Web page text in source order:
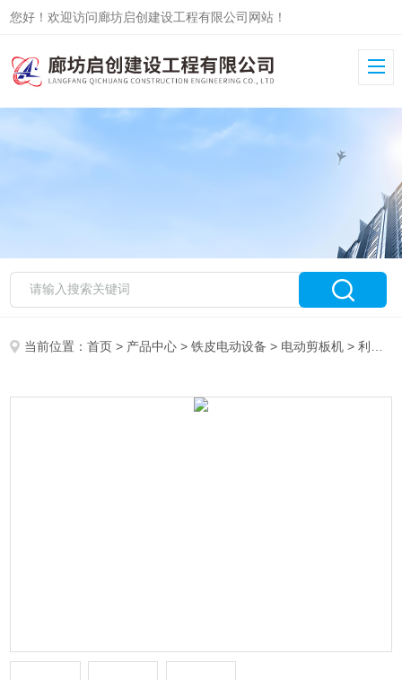
您好！欢迎访问廊坊启创建设工程有限公司网站！
当前位置：首页 > 产品中心 >铁皮电动设备 > 电动剪板机 > 利德彩钢板电动剪板机市场报价